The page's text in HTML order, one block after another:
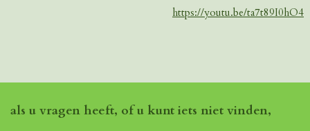
https://youtu.be/ta7t89I0hO4
als u vragen heeft, of u kunt iets niet vinden,